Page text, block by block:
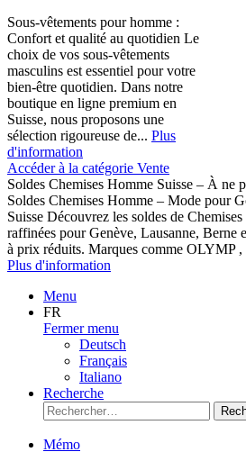
Sous-vêtements pour homme :
Confort et qualité au quotidien Le
choix de vos sous-vêtements
masculins est essentiel pour votre
bien-être quotidien. Dans notre
boutique en ligne premium en
Suisse, nous proposons une
sélection rigoureuse de... Plus
d'information
Accéder à la catégorie Vente
Soldes Chemises Homme Suisse – À ne
Soldes Chemises Homme – Mode pour
Suisse Découvrez les soldes de
raffinées pour Genève, Lausanne, Berne
à prix réduits. Marques comme OLYMP
Plus d'information
Menu
FR
Fermer menu
Deutsch
Français
Italiano
Recherche
Mémo